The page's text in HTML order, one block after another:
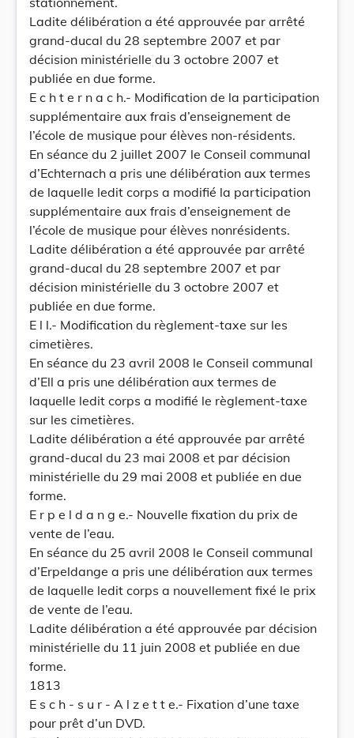
Ladite délibération a été approuvée par arrêté
grand-ducal du 28 septembre 2007 et par
décision ministérielle du 3 octobre 2007 et
publiée en due forme.
E c h t e r n a c h.- Modification de la participation
supplémentaire aux frais d’enseignement de
l’école de musique pour élèves non-résidents.
En séance du 2 juillet 2007 le Conseil communal
d’Echternach a pris une délibération aux termes
de laquelle ledit corps a modifié la participation
supplémentaire aux frais d’enseignement de
l’école de musique pour élèves nonrésidents.
Ladite délibération a été approuvée par arrêté
grand-ducal du 28 septembre 2007 et par
décision ministérielle du 3 octobre 2007 et
publiée en due forme.
E l l.- Modification du règlement-taxe sur les
cimetières.
En séance du 23 avril 2008 le Conseil communal
d’Ell a pris une délibération aux termes de
laquelle ledit corps a modifié le règlement-taxe
sur les cimetières.
Ladite délibération a été approuvée par arrêté
grand-ducal du 23 mai 2008 et par décision
ministérielle du 29 mai 2008 et publiée en due
forme.
E r p e l d a n g e.- Nouvelle fixation du prix de
vente de l’eau.
En séance du 25 avril 2008 le Conseil communal
d’Erpeldange a pris une délibération aux termes
de laquelle ledit corps a nouvellement fixé le prix
de vente de l’eau.
Ladite délibération a été approuvée par décision
ministérielle du 11 juin 2008 et publiée en due
forme.
1813
E s c h - s u r - A l z e t t e.- Fixation d’une taxe
pour prêt d’un DVD.